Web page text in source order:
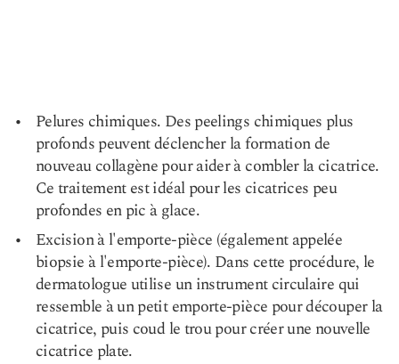
Pelures chimiques. Des peelings chimiques plus
profonds peuvent déclencher la formation de
nouveau collagène pour aider à combler la cicatrice.
Ce traitement est idéal pour les cicatrices peu
profondes en pic à glace.
Excision à l'emporte-pièce (également appelée
biopsie à l'emporte-pièce). Dans cette procédure, le
dermatologue utilise un instrument circulaire qui
ressemble à un petit emporte-pièce pour découper la
cicatrice, puis coud le trou pour créer une nouvelle
cicatrice plate.